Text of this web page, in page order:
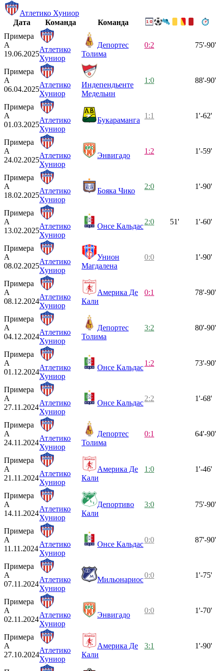
Атлетико Хуниор
Дата
Команда
Команда
Примера
А
19.06.2025
Атлетико
Хуниор
Депортес
Толима
0:2 75'-90'
Примера
А
06.04.2025
Атлетико
Хуниор
Индепендьенте
Медельин
1:0 88'-90'
Примера
А
01.03.2025
Атлетико
Хуниор
Букараманга
1:1 1'-62'
Примера
А
24.02.2025
Атлетико
Хуниор
Энвигадо
1:2 1'-59'
Примера
А
18.02.2025
Атлетико
Хуниор
Бояка Чико
2:0 1'-90'
Примера
А
13.02.2025
Атлетико
Хуниор
Онсе Кальдас
2:0 51' 1'-60'
Примера
А
08.02.2025
Атлетико
Хуниор
Унион
Магдалена
0:0 1'-90'
Примера
А
08.12.2024
Атлетико
Хуниор
Америка Де
Кали
0:1 78'-90'
Примера
А
04.12.2024
Атлетико
Хуниор
Депортес
Толима
3:2 80'-90'
Примера
А
01.12.2024
Атлетико
Хуниор
Онсе Кальдас
1:2 73'-90'
Примера
А
27.11.2024
Атлетико
Хуниор
Онсе Кальдас
2:2 1'-68'
Примера
А
24.11.2024
Атлетико
Хуниор
Депортес
Толима
0:1 64'-90'
Примера
А
21.11.2024
Атлетико
Хуниор
Америка Де
Кали
1:0 1'-46'
Примера
А
14.11.2024
Атлетико
Хуниор
Депортиво
Кали
3:0 75'-90'
Примера
А
11.11.2024
Атлетико
Хуниор
Онсе Кальдас
0:0 87'-90'
Примера
А
07.11.2024
Атлетико
Хуниор
Мильонариос
0:0 1'-75'
Примера
А
02.11.2024
Атлетико
Хуниор
Энвигадо
0:0 1'-70'
Примера
А
27.10.2024
Атлетико
Хуниор
Америка Де
Кали
3:1 1'-90'